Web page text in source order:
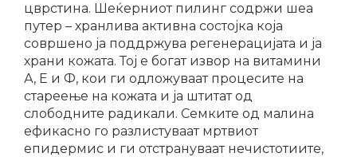
цврстина. Шеќерниот пилинг содржи шеа
путер – хранлива активна состојка која
совршено ја поддржува регенерацијата и ја
храни кожата. Тој е богат извор на витамини
А, Е и Ф, кои ги одложуваат процесите на
стареење на кожата и ја штитат од
слободните радикали. Семките од малина
ефикасно го разлистуваат мртвиот
епидермис и ги отстрануваат нечистотиите,